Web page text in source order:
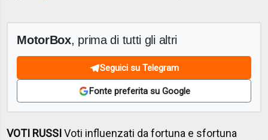
MotorBox, prima di tutti gli altri
Seguici su Telegram
Fonte preferita su Google
VOTI RUSSIVoti influenzati da fortuna e sfortuna